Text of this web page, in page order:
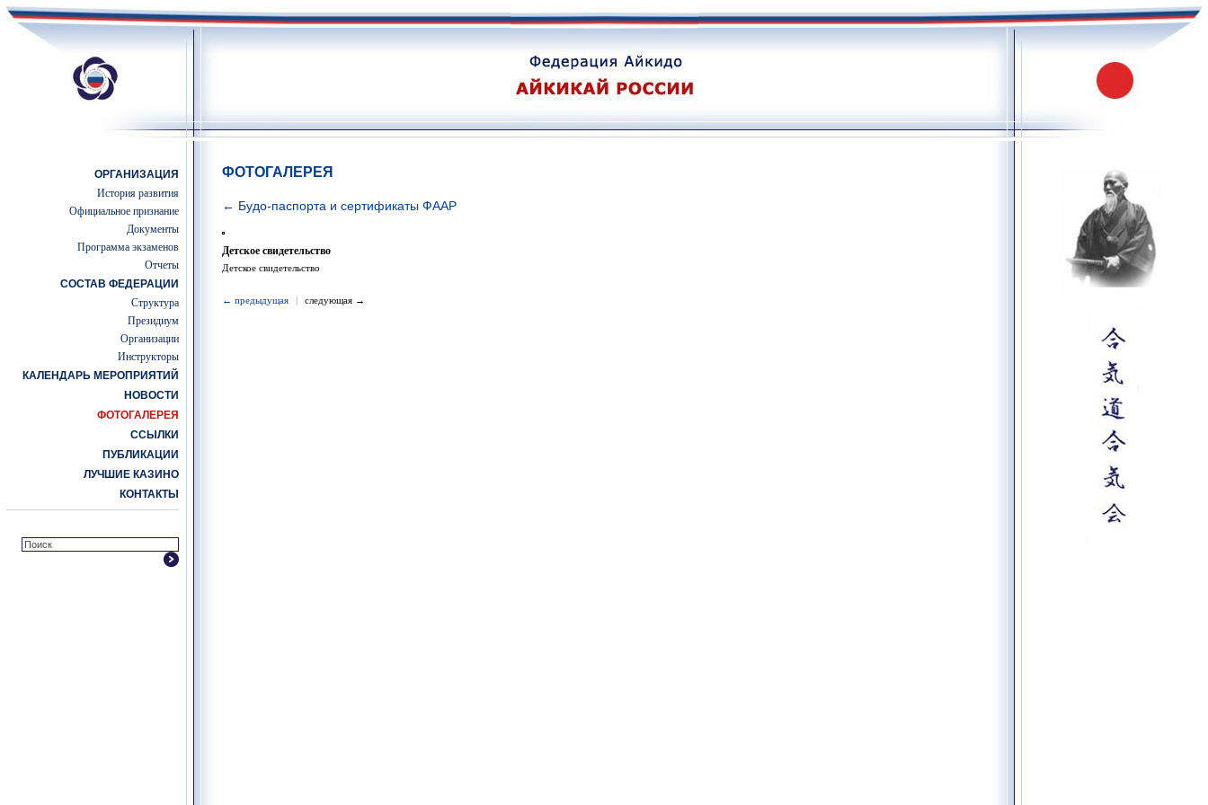
ОРГАНИЗАЦИЯ
История развития
Официальное признание
Документы
Программа экзаменов
Отчеты
СОСТАВ ФЕДЕРАЦИИ
Структура
Президиум
Организации
Инструкторы
КАЛЕНДАРЬ МЕРОПРИЯТИЙ
НОВОСТИ
ФОТОГАЛЕРЕЯ
ССЫЛКИ
ПУБЛИКАЦИИ
ЛУЧШИЕ КАЗИНО
КОНТАКТЫ
ФОТОГАЛЕРЕЯ
← Будо-паспорта и сертификаты ФААР
Детское свидетельство
Детское свидетельство
← предыдущая | следующая →